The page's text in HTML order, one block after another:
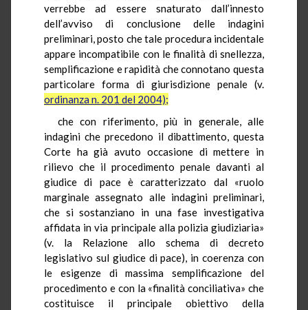
verrebbe ad essere snaturato dall’innesto
dell’avviso di conclusione delle indagini
preliminari, posto che tale procedura incidentale
appare incompatibile con le finalità di snellezza,
semplificazione e rapidità che connotano questa
particolare forma di giurisdizione penale (v.
ordinanza n. 201 del 2004);
che con riferimento, più in generale, alle
indagini che precedono il dibattimento, questa
Corte ha già avuto occasione di mettere in
rilievo che il procedimento penale davanti al
giudice di pace è caratterizzato dal «ruolo
marginale assegnato alle indagini preliminari,
che si sostanziano in una fase investigativa
affidata in via principale alla polizia giudiziaria»
(v. la Relazione allo schema di decreto
legislativo sul giudice di pace), in coerenza con
le esigenze di massima semplificazione del
procedimento e con la «finalità conciliativa» che
costituisce il principale obiettivo della